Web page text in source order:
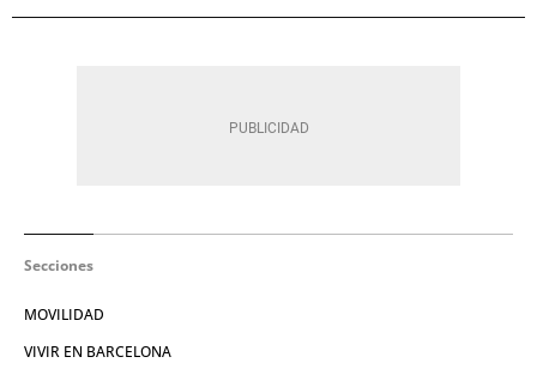
Secciones
MOVILIDAD
VIVIR EN BARCELONA